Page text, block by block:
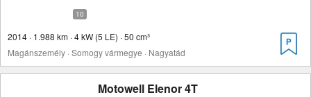
2014 · 1.988 km · 4 kW (5 LE) · 50 cm³
Magánszemély · Somogy vármegye · Nagyatád
Motowell Elenor 4T